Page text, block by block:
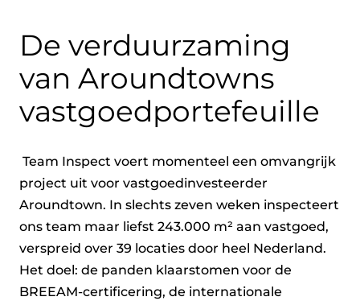
De verduurzaming
van Aroundtowns
vastgoedportefeuille
project uit voor vastgoedinvesteerder
Aroundtown. In slechts zeven weken inspecteert
ons team maar liefst 243.000 m² aan vastgoed,
verspreid over 39 locaties door heel Nederland.
Het doel: de panden klaarstomen voor de
BREEAM-certificering, de internationale